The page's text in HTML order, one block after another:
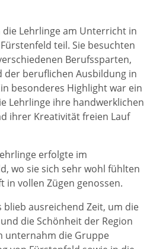
Lehrlinge am Unterricht in
teil. Sie besuchten
Berufssparten,
der beruflichen Ausbildung in
besonderes Highlight war ein
Lehrlinge ihre handwerklichen
ihrer Kreativität freien Lauf
erfolgte im
wo sie sich sehr wohl fühlten
in vollen Zügen genossen.
blieb ausreichend Zeit, um die
die Schönheit der Region
unternahm die Gruppe